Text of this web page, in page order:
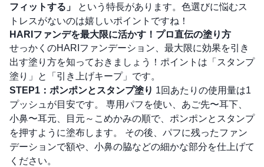
フィットする」
という特長があります。色選びに悩むス
トレスがないのは嬉しいポイントですね！
HARIファンデを最大限に活かす！プロ直伝の塗り方
せっかくのHARIファンデーション、最大限に効果を引き
出す塗り方を知っておきましょう！ポイントは「スタンプ
塗り」と「引き上げキープ」です。
STEP1：ポンポンとスタンプ塗り 1回あたりの使用量は1
プッシュが目安です。 専用パフを使い、あご先〜耳下、
小鼻〜耳元、目元～こめかみの順で、ポンポンとスタンプ
を押すように塗布します。 その後、パフに残ったファン
デーションで額や、小鼻の脇などの細かな部分を仕上げて
ください。